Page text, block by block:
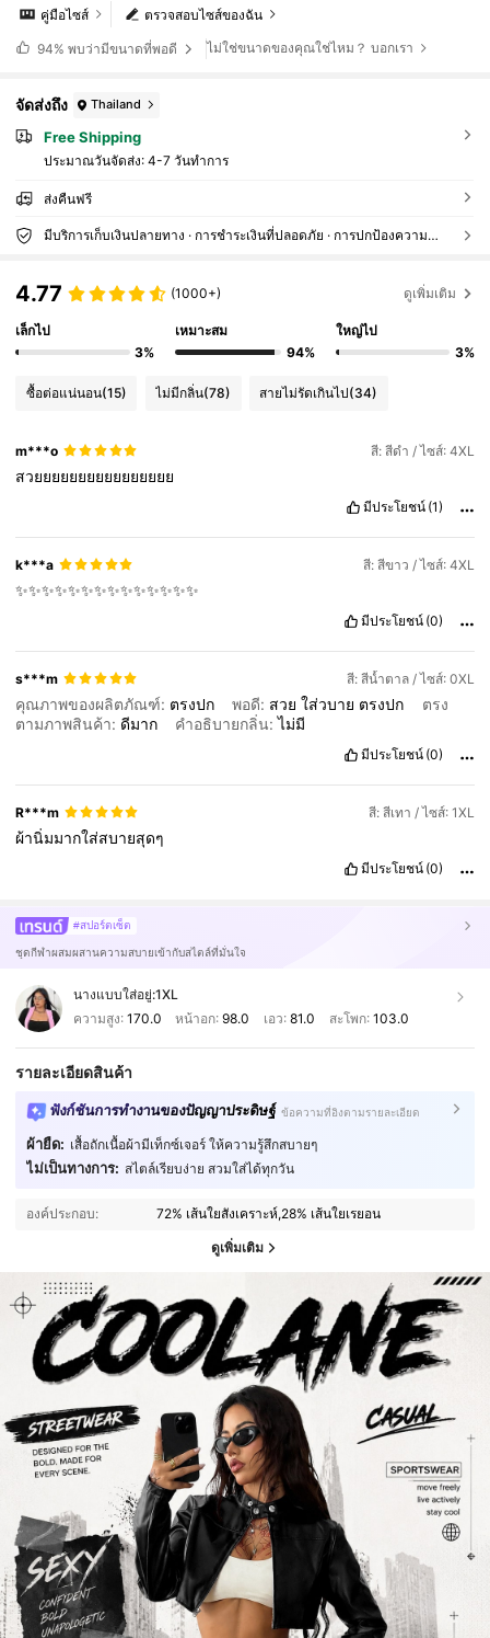
ตรวจสอบไซส์ของฉัน
คู่มือไซส์
94% พบว่ามีขนาดที่พอดี ไม่ใช่ขนาดของคุณใช่ไหม？ บอกเรา
จัดส่งถึง Thailand
Free Shipping
ประมาณวันจัดส่ง: 4-7 วันทำการ
ส่งคืนฟรี
มีบริการเก็บเงินปลายทาง · การชำระเงินที่ปลอดภัย · การปกป้องความเป็นส่วนตัว
4.77 (1000+) ดูเพิ่มเติม
เล็กไป
3%
เหมาะสม
94%
ใหญ่ไป
3%
ซื้อต่อแน่นอน(15) ไม่มีกลิ่น(78) สายไม่รัดเกินไป(34)
m***o สี: สีดำ / ไซส์: 4XL
สวยยยยยยยยยยยยยยยย
มีประโยชน์ (1)
k***a สี: สีขาว / ไซส์: 4XL
✨✨✨✨✨✨✨✨✨✨✨✨✨✨
มีประโยชน์ (0)
s***m สี: สีน้ำตาล / ไซส์: 0XL
คุณภาพของผลิตภัณฑ์: ตรงปก พอดี: สวยใส่วบาย ตรงปก
ตรง
ตามภาพสินค้า: ดีมาก คำอธิบายกลิ่น:ไม่มี
มีประโยชน์ (0)
R***m สี: สีเทา / ไซส์: 1XL
ผ้านิ่มมากใส่สบายสุดๆ
มีประโยชน์ (0)
#สปอร์ตเซ็ต
ชุดกีฬาผสมผสานความสบายเข้ากับสไตล์ที่มั่นใจ
นางแบบใส่อยู่:1XL
ความสูง: 170.0 หน้าอก:98.0 เอว: 81.0 สะโพก: 103.0
รายละเอียดสินค้า
ฟังก์ชันการทำงานของปัญญาประดิษฐ์ ข้อความที่อิงตามรายละเอียด
ผ้ายืด: เสื้อถักเนื้อผ้ามีเท็กซ์เจอร์ ให้ความรู้สึกสบายๆ
ไม่เป็นทางการ: สไตล์เรียบง่าย สวมใส่ได้ทุกวัน
องค์ประกอบ: 72% เส้นใยสังเคราะห์,28% เส้นใยเรยอน
ดูเพิ่มเติม